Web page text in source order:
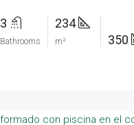
3
Bathrooms
234
m² 350